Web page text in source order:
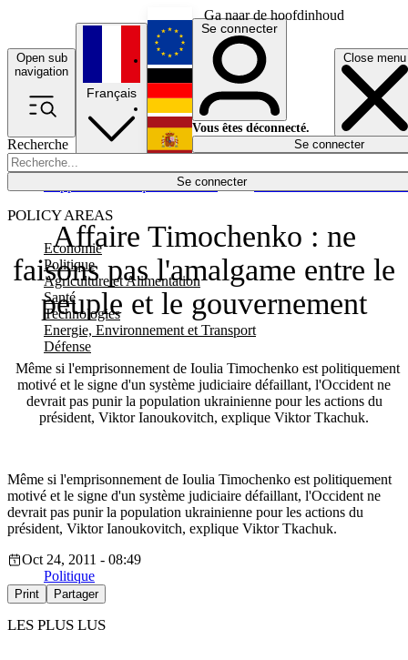
Ga naar de hoofdinhoud
Open sub
navigation
Close menu
Recherche
Se connecter
POLICY AREAS
Economie
Politique
Agriculture et Alimentation
Santé
Technologies
Energie, Environnement et Transport
Défense
Économie
Français
English
Deutsch
Español
Se connecter
Vous êtes déconnecté.
Se connecter
Affaire Timochenko : ne
faisons pas l'amalgame entre le
peuple et le gouvernement
Même si l'emprisonnement de Ioulia Timochenko est politiquement
motivé et le signe d'un système judiciaire défaillant, l'Occident ne
devrait pas punir la population ukrainienne pour les actions du
président, Viktor Ianoukovitch, explique Viktor Tkachuk.
Même si l'emprisonnement de Ioulia Timochenko est politiquement
motivé et le signe d'un système judiciaire défaillant, l'Occident ne
devrait pas punir la population ukrainienne pour les actions du
président, Viktor Ianoukovitch, explique Viktor Tkachuk.
Oct 24, 2011 - 08:49
Politique
Print Partager
LES PLUS LUS